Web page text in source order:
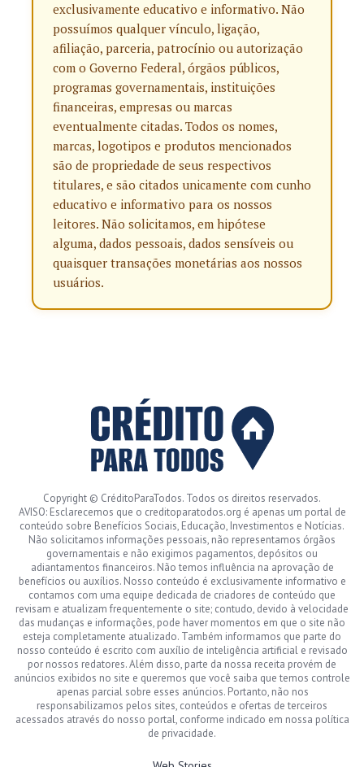
exclusivamente educativo e informativo. Não
possuímos qualquer vínculo, ligação,
afiliação, parceria, patrocínio ou autorização
com o Governo Federal, órgãos públicos,
programas governamentais, instituições
financeiras, empresas ou marcas
eventualmente citadas. Todos os nomes,
marcas, logotipos e produtos mencionados
são de propriedade de seus respectivos
titulares, e são citados unicamente com cunho
educativo e informativo para os nossos
leitores. Não solicitamos, em hipótese
alguma, dados pessoais, dados sensíveis ou
quaisquer transações monetárias aos nossos
usuários.
Copyright © CréditoParaTodos. Todos os direitos reservados.
AVISO: Esclarecemos que o creditoparatodos.org é apenas um portal de
conteúdo sobre Benefícios Sociais, Educação, Investimentos e Notícias.
Não solicitamos informações pessoais, não representamos órgãos
governamentais e não exigimos pagamentos, depósitos ou
adiantamentos financeiros. Não temos influência na aprovação de
benefícios ou auxílios. Nosso conteúdo é exclusivamente informativo e
contamos com uma equipe dedicada de criadores de conteúdo que
revisam e atualizam frequentemente o site; contudo, devido à velocidade
das mudanças e informações, pode haver momentos em que o site não
esteja completamente atualizado. Também informamos que parte do
nosso conteúdo é escrito com auxílio de inteligência artificial e revisado
por nossos redatores. Além disso, parte da nossa receita provém de
anúncios exibidos no site e queremos que você saiba que temos controle
apenas parcial sobre esses anúncios. Portanto, não nos
responsabilizamos pelos sites, conteúdos e ofertas de terceiros
acessados através do nosso portal, conforme indicado em nossa política
de privacidade.